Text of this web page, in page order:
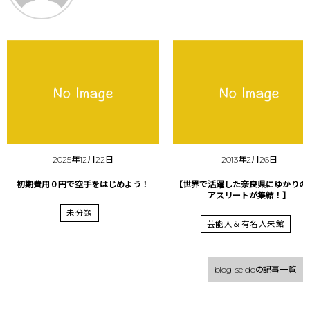
2025年12月22日
初期費用０円で空手をはじめよう！
未分類
2013年2月26日
【世界で活躍した奈良県にゆかりの
アスリートが集結！】
芸能人＆有名人来館
blog-seidoの記事一覧